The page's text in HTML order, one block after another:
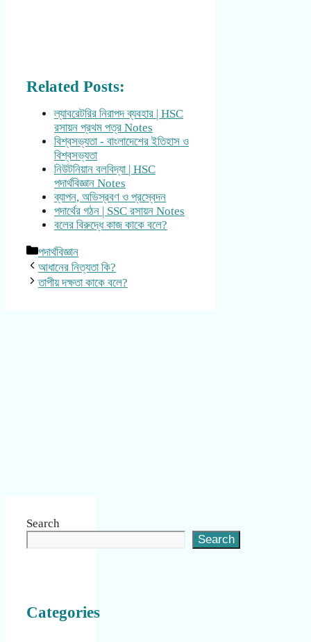
Related Posts:
ল্যাবরেটরির নিরাপদ ব্যবহার | HSC
রসায়ন প্রথম পত্র Notes
বিশ্বসভ্যতা - বাংলাদেশের ইতিহাস ও
বিশ্বসভ্যতা
নিউটনিয়ান বলবিদ্যা | HSC
পদার্থবিজ্ঞান Notes
ব্যাপন, অভিস্রবণ ও প্রস্বেদন
পদার্থের গঠন | SSC রসায়ন Notes
বলের বিরুদ্ধে কাজ কাকে বলে?
Categories
পদার্থবিজ্ঞান
আধানের নিত্যতা কি?
তাপীয় দক্ষতা কাকে বলে?
Search
Search
Categories